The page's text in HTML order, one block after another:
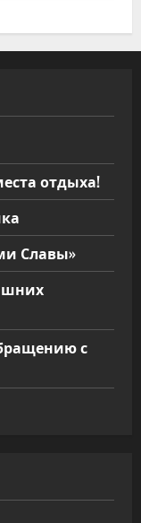
отдыха!
Славы»
с